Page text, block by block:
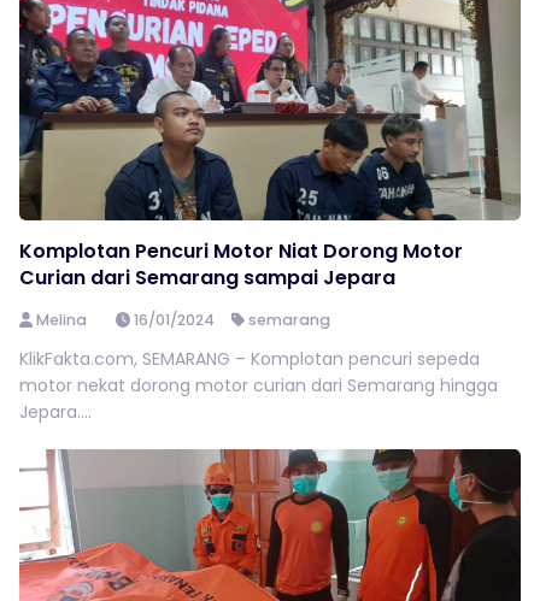
Komplotan Pencuri Motor Niat Dorong Motor
Curian dari Semarang sampai Jepara
Melina 16/01/2024 semarang
KlikFakta.com, SEMARANG – Komplotan pencuri sepeda
motor nekat dorong motor curian dari Semarang hingga
Jepara....